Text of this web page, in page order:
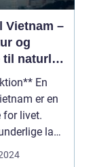
Vietnam –
og
til naturlig
En
er en
for livet.
land